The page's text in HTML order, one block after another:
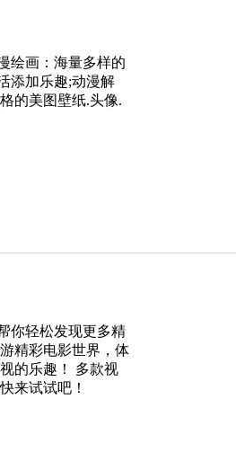
绘画：海量多样的
添加乐趣;动漫解
的美图壁纸.头像.
你轻松发现更多精
精彩电影世界，体
的乐趣！ 多款视
来试试吧！